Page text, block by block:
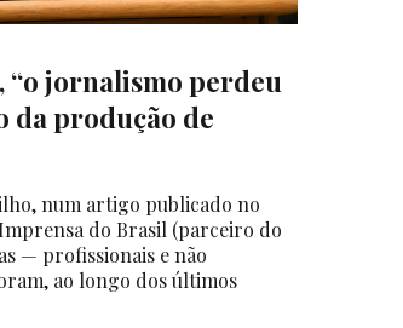
jornalismo perdeu
da produção de
num artigo publicado no
do Brasil (parceiro do
— profissionais e não
ao longo dos últimos